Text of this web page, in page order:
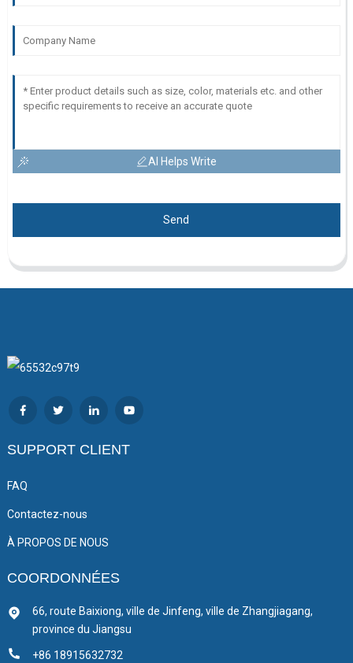
AI Helps Write
Send
SUPPORT CLIENT
FAQ
Contactez-nous
À PROPOS DE NOUS
COORDONNÉES
66, route Baixiong, ville de Jinfeng, ville de Zhangjiagang,
province du Jiangsu
+86 18915632732